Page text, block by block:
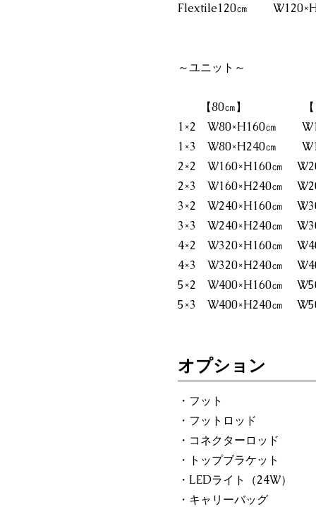
Flextile120㎝
～ユニット～
【80㎝】 【100
1×2 W80×H160㎝
1×3 W80×H240㎝
2×2 W160×H160㎝
2×3 W160×H240㎝
3×2 W240×H160㎝
3×3 W240×H240㎝
4×2 W320×H160㎝
4×3 W320×H240㎝
5×2 W400×H160㎝
5×3 W400×H240㎝
オプション
・フット
・フットロッド
・コネクターロッド
・トップブラケット
・LEDライト（24W）
・キャリーバッグ